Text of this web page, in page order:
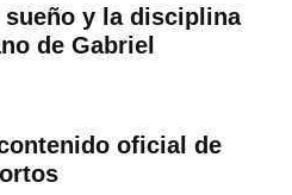
y la disciplina
de Gabriel
oficial de